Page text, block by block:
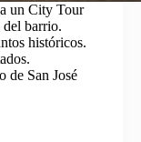
un City Tour
del barrio.
históricos.
de San José